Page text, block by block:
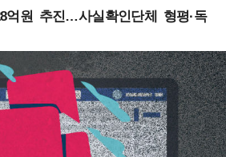
억원 추진…사실확인단체 형평·독